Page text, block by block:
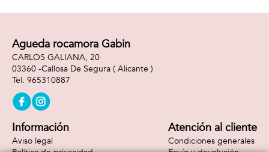
Agueda rocamora Gabin
CARLOS GALIANA, 20
03360 -Callosa De Segura ( Alicante )
965310887
Información
Aviso legal
Atención al cliente
Condiciones generales